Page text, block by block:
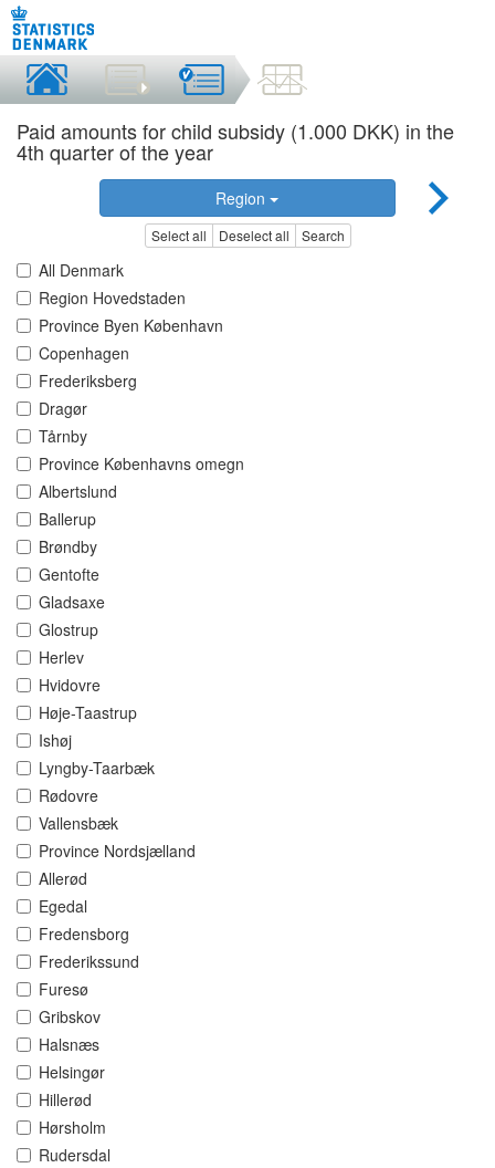
Paid amounts for child subsidy (1.000 DKK) in the
4th quarter of the year
Region
Select all Deselect all Search
All Denmark
Region Hovedstaden
Province Byen København
Copenhagen
Frederiksberg
Dragør
Tårnby
Province Københavns omegn
Albertslund
Ballerup
Brøndby
Gentofte
Gladsaxe
Glostrup
Herlev
Hvidovre
Høje-Taastrup
Ishøj
Lyngby-Taarbæk
Rødovre
Vallensbæk
Province Nordsjælland
Allerød
Egedal
Fredensborg
Frederikssund
Furesø
Gribskov
Halsnæs
Helsingør
Hillerød
Hørsholm
Rudersdal